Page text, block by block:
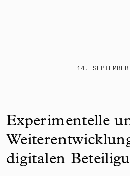
14.
Experimentelle
digitalen